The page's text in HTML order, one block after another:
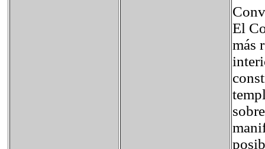
El
más